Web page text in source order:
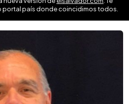
portal país donde coincidimos todos.